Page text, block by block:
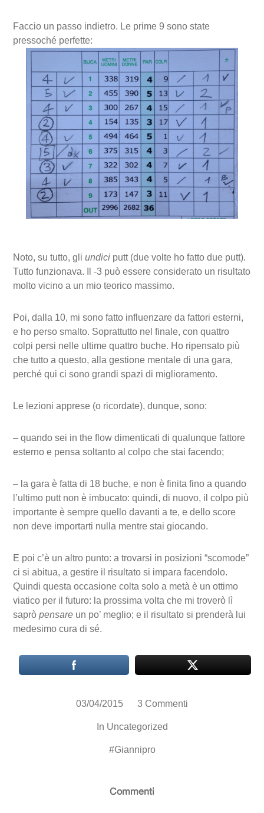
Faccio un passo indietro. Le prime 9 sono state
pressoché perfette:
Noto, su tutto, gliundici putt (due volte ho fatto due putt).
Tutto funzionava. Il -3 può essere considerato un risultato
molto vicino a un mio teorico massimo.
Poi, dalla 10, mi sono fatto influenzare da fattori esterni,
e ho perso smalto. Soprattutto nel finale, con quattro
colpi persi nelle ultime quattro buche. Ho ripensato più
che tutto a questo, alla gestione mentale di una gara,
perché qui ci sono grandi spazi di miglioramento.
Le lezioni apprese (o ricordate), dunque, sono:
– quando sei in the flow dimenticati di qualunque fattore
esterno e pensa soltanto al colpo che stai facendo;
– la gara è fatta di 18 buche, e non è finita fino a quando
l’ultimo putt non è imbucato: quindi, di nuovo, il colpo più
importante è sempre quello davanti a te, e dello score
non deve importarti nulla mentre stai giocando.
E poi c’è un altro punto: a trovarsi in posizioni “scomode”
ci si abitua, a gestire il risultato si impara facendolo.
Quindi questa occasione colta solo a metà è un ottimo
viatico per il futuro: la prossima volta che mi troverò lì
sapròpensare un po’ meglio; e il risultato si prenderà lui
medesimo cura di sé.
03/04/2015 3 Commenti
In Uncategorized
#Giannipro
Commenti